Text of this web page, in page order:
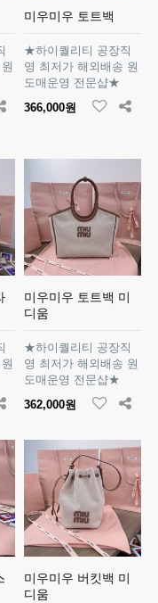
미우미우 토트백
★하이퀄리티 공장직
영 최저가 해외배송 원
도매운영 전문샵★
366,000원
미우미우 토트백 미
디움
★하이퀄리티 공장직
영 최저가 해외배송 원
도매운영 전문샵★
362,000원
미우미우 버킷백 미
디움